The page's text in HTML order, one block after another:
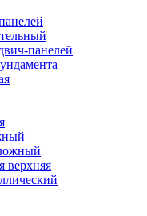
панелей
верхняя